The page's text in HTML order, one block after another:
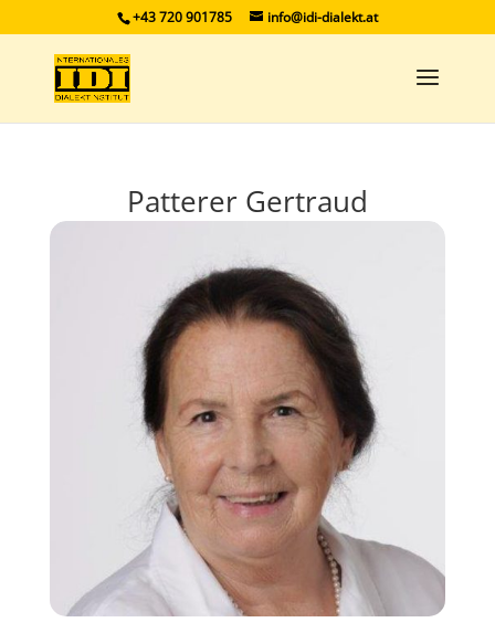
+43 720 901785 info@idi-dialekt.at
Patterer Gertraud